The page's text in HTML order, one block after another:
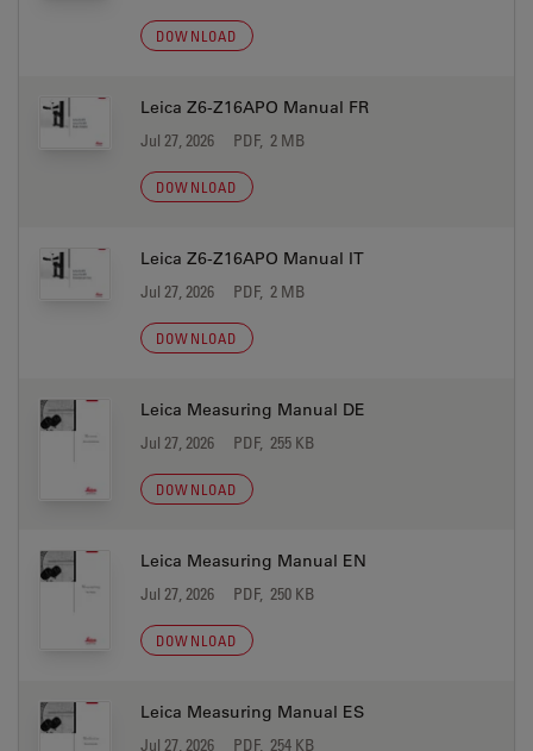
DOWNLOAD
Leica Z6-Z16APO Manual FR
Jul 27, 2026 PDF, 2 MB
DOWNLOAD
Leica Z6-Z16APO Manual IT
Jul 27, 2026 PDF, 2 MB
DOWNLOAD
Leica Measuring Manual DE
Jul 27, 2026 PDF, 255 KB
DOWNLOAD
Leica Measuring Manual EN
Jul 27, 2026 PDF, 250 KB
DOWNLOAD
Leica Measuring Manual ES
Jul 27, 2026 PDF, 254 KB